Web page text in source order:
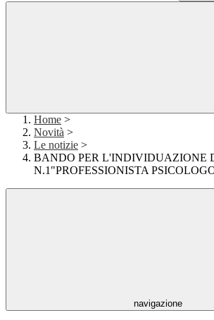
Home >
Novità >
Le notizie >
BANDO PER L'INDIVIDUAZIONE
N.1"PROFESSIONISTA
navigazione